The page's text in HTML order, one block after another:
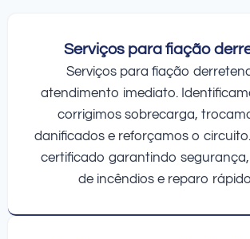
Serviços para fiação
Serviços para fiação
atendimento imediato.
corrigimos sobrecarga,
danificados e reforçamos o
certificado garantindo
de incêndios e reparo